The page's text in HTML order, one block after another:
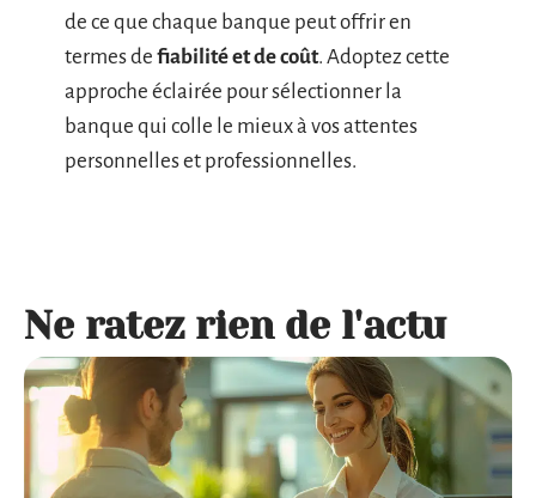
de ce que chaque banque peut offrir en
termes de fiabilité et de coût. Adoptez cette
approche éclairée pour sélectionner la
banque qui colle le mieux à vos attentes
personnelles et professionnelles.
Ne ratez rien de l'actu